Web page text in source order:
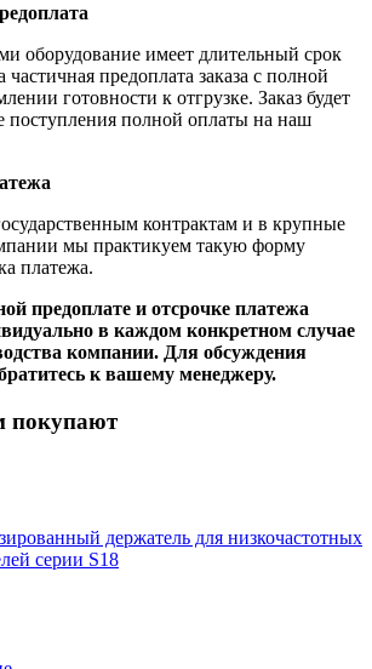
оборудование имеет длительный срок
предоплата заказа с полной
готовности к отгрузке. Заказ будет
поступления полной оплаты на наш
контрактам и в крупные
мы практикуем такую форму
платежа.
предоплате и отсрочке платежа
в каждом конкретном случае
компании. Для обсуждения
к вашему менеджеру.
покупают
держатель для низкочастотных
серии S18